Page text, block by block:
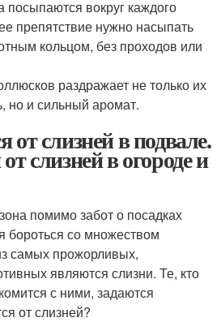
посыпаются вокруг каждого
препятствие нужно насыпать
кольцом, без проходов или
раздражает не только их
но и сильный аромат.
от слизней в подвале.
слизней в огороде и
помимо забот о посадках
бороться со множеством
самых прожорливых,
являются слизни. Те, кто
с ними, задаются
от слизней?